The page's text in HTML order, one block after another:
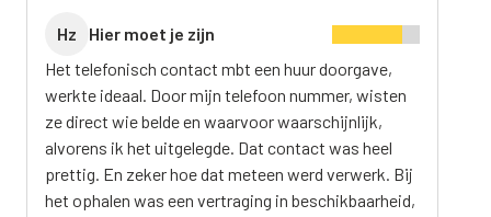
Hz
Hier moet je zijn
Het telefonisch contact mbt een huur doorgave,
werkte ideaal. Door mijn telefoon nummer, wisten
ze direct wie belde en waarvoor waarschijnlijk,
alvorens ik het uitgelegde. Dat contact was heel
prettig. En zeker hoe dat meteen werd verwerk. Bij
het ophalen was een vertraging in beschikbaarheid,